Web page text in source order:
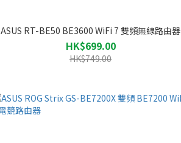
ASUS RT-BE50 BE3600 WiFi 7 雙頻無線路由器
HK$699.00
HK$749.00